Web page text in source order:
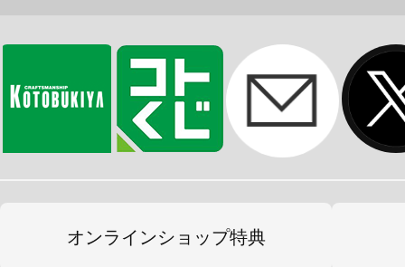
オンラインショップ特典